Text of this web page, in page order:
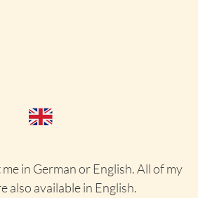
in German or English. All of my
also available in English.